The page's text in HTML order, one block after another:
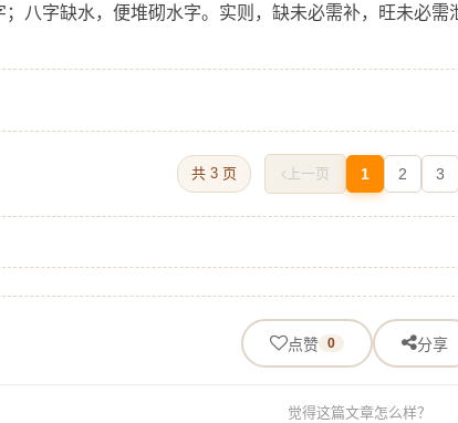
；八字缺水，便堆砌水字。实则，缺未必需补，旺未必需
共 3 页 上一页 1 2 3
点赞 0 分享
觉得这篇文章怎么样？